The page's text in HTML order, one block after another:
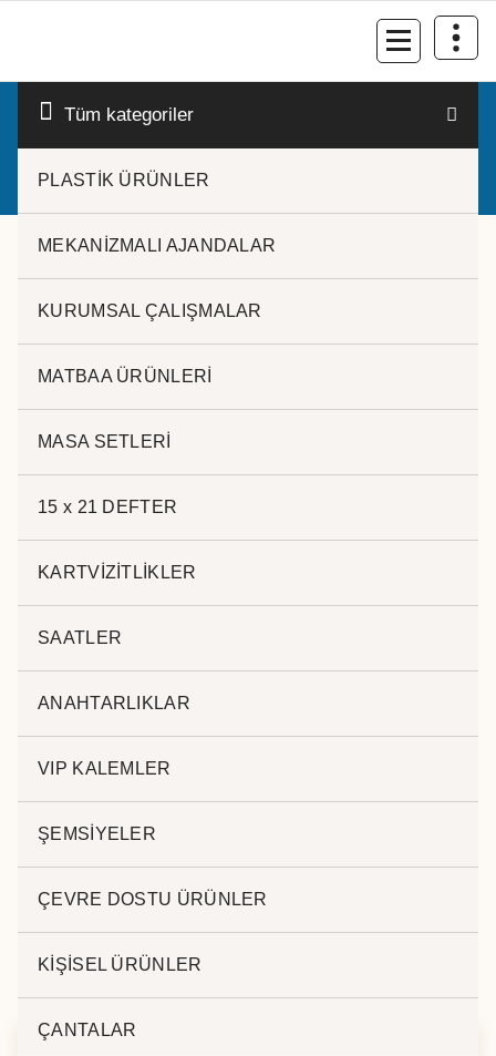
Tüm kategoriler
PLASTİK ÜRÜNLER
MEKANİZMALI AJANDALAR
KURUMSAL ÇALIŞMALAR
MATBAA ÜRÜNLERİ
MASA SETLERİ
15 x 21 DEFTER
KARTVİZİTLİKLER
SAATLER
ANAHTARLIKLAR
VIP KALEMLER
ŞEMSİYELER
ÇEVRE DOSTU ÜRÜNLER
KİŞİSEL ÜRÜNLER
ÇANTALAR
436
Açıklama
İlgili ürünler